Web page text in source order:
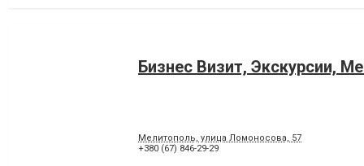
Бизнес Визит, Экскурсии,
Мелитополь, улица Ломоносова, 57
+380 (67) 846-29-29